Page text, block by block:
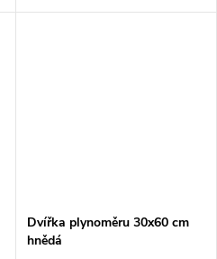
Rám z jednoho kusu...
Dvířka plynoměru 30x60 cm
hnědá